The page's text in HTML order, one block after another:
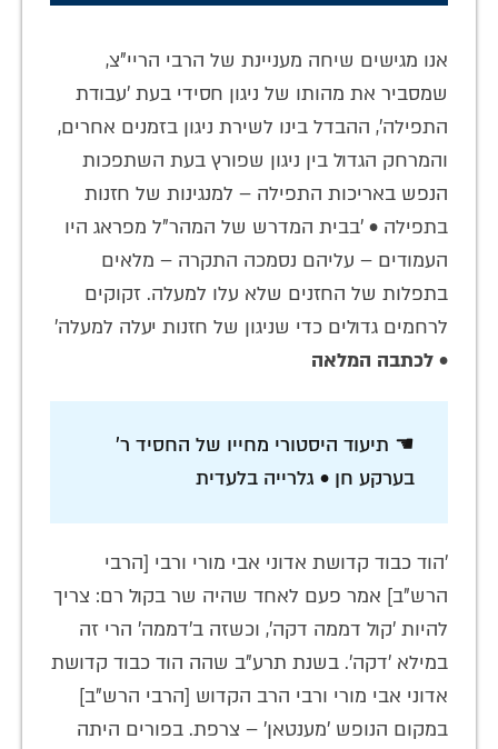
אנו מגישים שיחה מעניינת של הרבי הריי"צ,
שמסביר את מהותו של ניגון חסידי בעת 'עבודת
התפילה', ההבדל בינו לשירת ניגון בזמנים אחרים,
והמרחק הגדול בין ניגון שפורץ בעת השתפכות
הנפש באריכות התפילה – למנגינות של חזנות
בתפילה • 'בבית המדרש של המהר"ל מפראג היו
העמודים – עליהם נסמכה התקרה – מלאים
בתפלות של החזנים שלא עלו למעלה. זקוקים
לרחמים גדולים כדי שניגון של חזנות יעלה למעלה'
• לכתבה המלאה
☚ תיעוד היסטורי מחייו של החסיד ר'
בערקע חן • גלרייה בלעדית
'הוד כבוד קדושת אדוני אבי מורי ורבי [הרבי
הרש"ב] אמר פעם לאחד שהיה שר בקול רם: צריך
להיות 'קול דממה דקה', וכשזה ב'דממה' הרי זה
במילא 'דקה'. בשנת תרע"ב שהה הוד כבוד קדושת
אדוני אבי מורי ורבי הרב הקדוש [הרבי הרש"ב]
במקום הנופש 'מענטאן' – צרפת. בפורים היתה